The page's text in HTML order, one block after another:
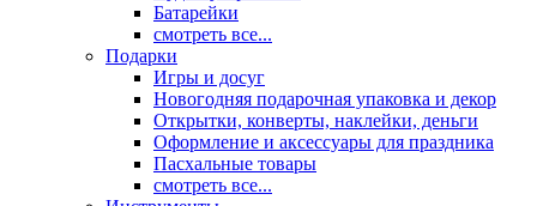
Батарейки
смотреть все...
Подарки
Игры и досуг
Новогодняя подарочная упаковка и декор
Открытки, конверты, наклейки, деньги
Оформление и аксессуары для праздника
Пасхальные товары
смотреть все...